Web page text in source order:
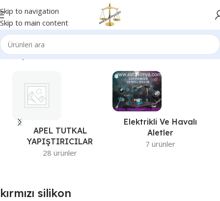
Skip to navigation
Skip to main content
Ana Sayfa Ürünler “kırmızı silikon” olarak etiketlendi
APEL TUTKAL
YAPIŞTIRICILAR
28 ürünler
Elektrikli Ve Havalı
Aletler
7 ürünler
kırmızı silikon